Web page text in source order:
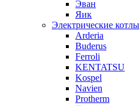
Эван
Яик
Электрические котлы
Arderia
Buderus
Ferroli
KENTATSU
Kospel
Navien
Protherm